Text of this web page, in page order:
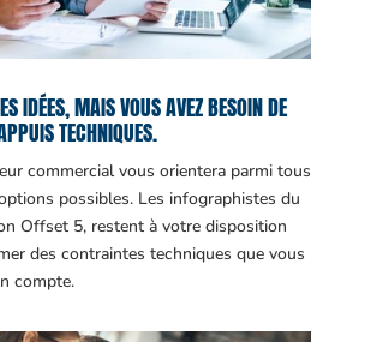
IDÉES, MAIS VOUS AVEZ BESOIN DE
TECHNIQUES.
commercial vous orientera parmi tous
possibles. Les infographistes du
Offset 5, restent à votre disposition
des contraintes techniques que vous
compte.